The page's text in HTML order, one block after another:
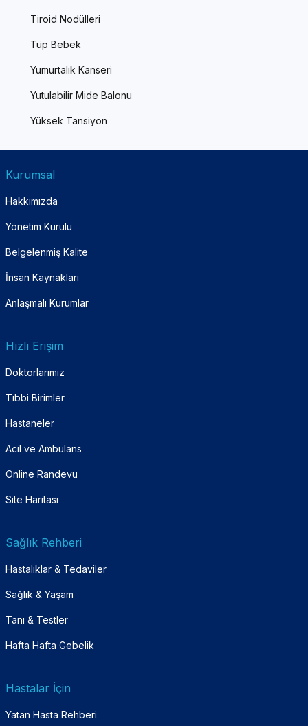
Tiroid Nodülleri
Tüp Bebek
Yumurtalık Kanseri
Yutulabilir Mide Balonu
Yüksek Tansiyon
Kurumsal
Hakkımızda
Yönetim Kurulu
Belgelenmiş Kalite
İnsan Kaynakları
Anlaşmalı Kurumlar
Hızlı Erişim
Doktorlarımız
Tıbbi Birimler
Hastaneler
Acil ve Ambulans
Online Randevu
Site Haritası
Sağlık Rehberi
Hastalıklar & Tedaviler
Sağlık & Yaşam
Tanı & Testler
Hafta Hafta Gebelik
Hastalar İçin
Yatan Hasta Rehberi